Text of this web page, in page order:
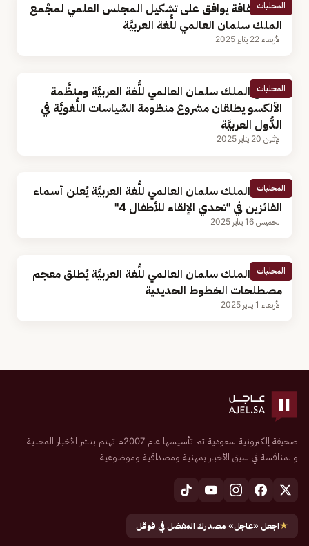
المحليات
وزير الثقافة يوافق على تشكيل المجلس العلمي لمجْمع
الملك سلمان العالمي للُّغة العربيَّة
الأربعاء 22 يناير 2025
المحليات
مجمع الملك سلمان العالمي للُّغة العربيَّة ومنظَّمة
الألكسو يطلقان مشروع منظومة السِّياسات اللُّغويَّة في
الدُّول العربيَّة
الإثنين 20 يناير 2025
المحليات
مجمع الملك سلمان العالمي للُّغة العربيَّة يُعلن أسماء
الفائزين في "تحدي الإلقاء للأطفال 4"
الخميس 16 يناير 2025
المحليات
مجمع الملك سلمان العالمي للُّغة العربيَّة يُطلق معجم
مصطلحات الخطوط الحديدية
الأربعاء 1 يناير 2025
صحيفة إلكترونية سعودية تم تأسيسها عام 2007م تهتم بنشر الأخبار المحلية
والمنافسة في سبق الأخبار بمهنية ومصداقية وموضوعية
★اجعل «عاجل» مصدرك المفضل في قوقل